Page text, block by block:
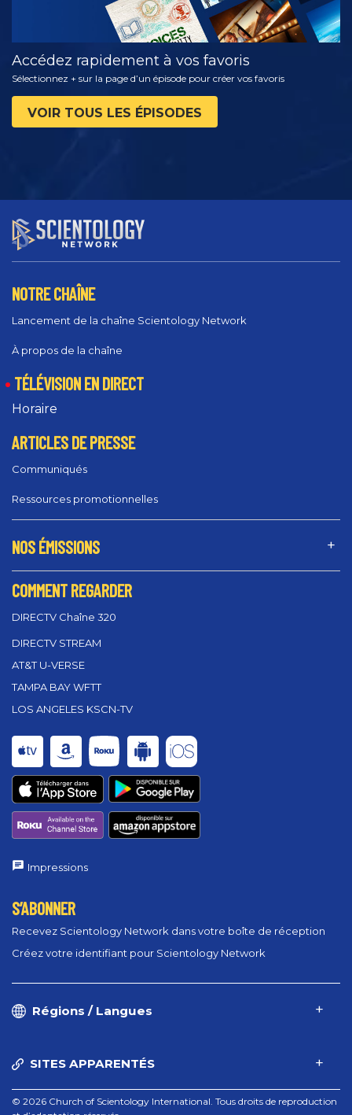
Accédez rapidement à vos favoris
Sélectionnez + sur la page d’un épisode pour créer vos favoris
VOIR TOUS LES ÉPISODES
NOTRE CHAÎNE
Lancement de la chaîne Scientology Network
À propos de la chaîne
TÉLÉVISION EN DIRECT
Horaire
ARTICLES DE PRESSE
Communiqués
Ressources promotionnelles
NOS ÉMISSIONS
COMMENT REGARDER
DIRECTV Chaîne 320
DIRECTV STREAM
AT&T U-VERSE
TAMPA BAY WFTT
LOS ANGELES KSCN-TV
Impressions
S’ABONNER
Recevez Scientology Network dans votre boîte de réception
Créez votre identifiant pour Scientology Network
Régions / Langues
SITES APPARENTÉS
© 2026 Church of Scientology International. Tous droits de reproduction